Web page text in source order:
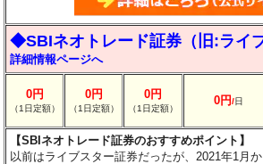
◆SBIネオトレード証券（旧:ライ
詳細情報ページへ
0円
（1日定額）
0円
（1日定額）
0円
（1日定額）
0円/日
【SBIネオトレード証券のおすすめポイント】
以前はライブスター証券だったが、2021年1月